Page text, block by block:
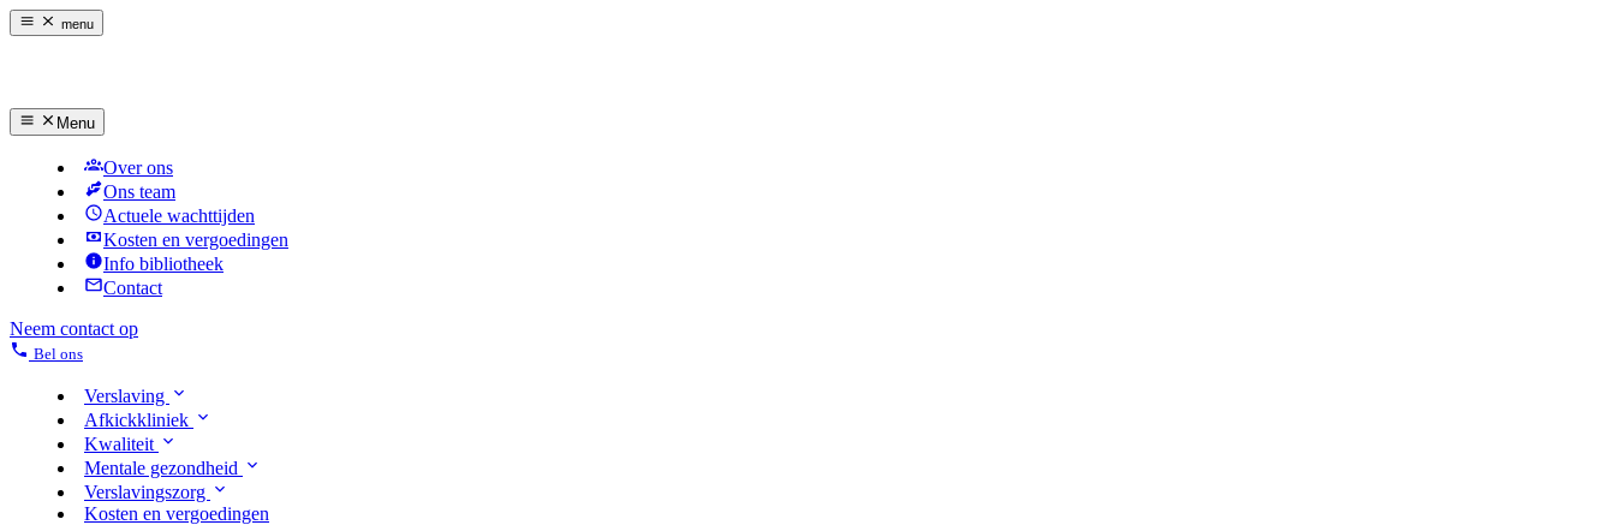
menu
Menu
Over ons
Ons team
Actuele wachttijden
Kosten en vergoedingen
Info bibliotheek
Contact
Neem contact op
Bel ons
Verslaving
Afkickkliniek
Kwaliteit
Mentale gezondheid
Verslavingszorg
Kosten en vergoedingen